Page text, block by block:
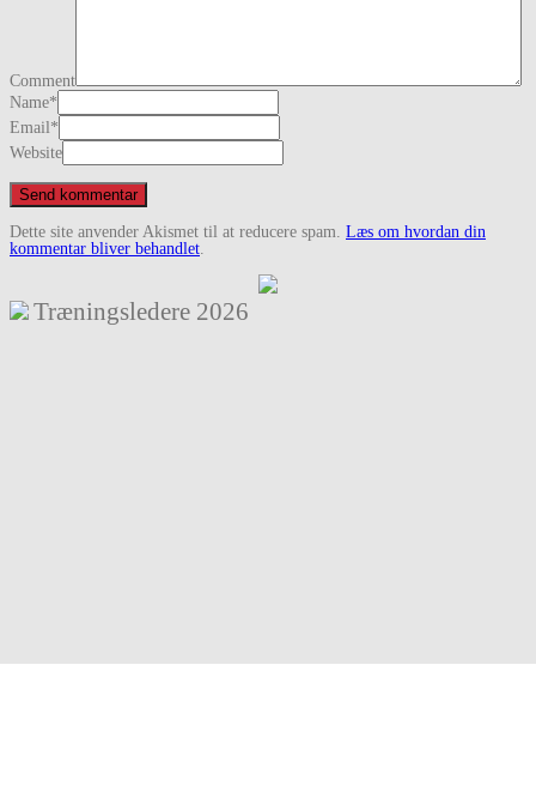
Comment
Name*
Email *
Website
Dette site anvender Akismet til at reducere spam. Læs om hvordan din
kommentar bliver behandlet
Træningsledere 2026